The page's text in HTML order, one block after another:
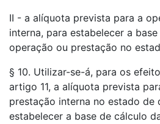
II - a alíquota prevista para a
interna, para estabelecer a
operação ou prestação no
§ 10. Utilizar-se-á, para os
artigo 11, a alíquota prevista
prestação interna no estado de
estabelecer a base de cálculo